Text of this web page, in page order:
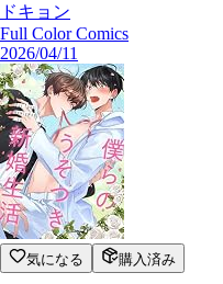
ドキョン
Full Color Comics
2026/04/11
気になる 購入済み